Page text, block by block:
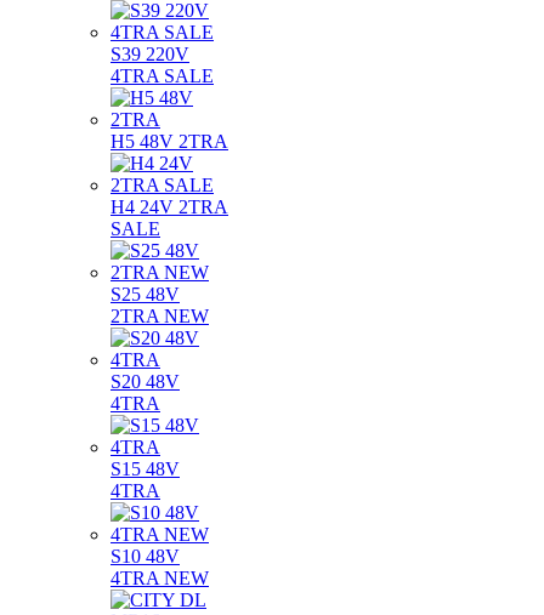
S39 220V
4TRA SALE
H5 48V 2TRA
H4 24V 2TRA
SALE
S25 48V
2TRA NEW
S20 48V
4TRA
S15 48V
4TRA
S10 48V
4TRA NEW